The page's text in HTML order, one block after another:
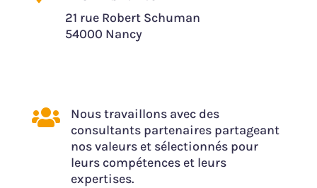
21 rue Robert Schuman
54000 Nancy

Nous travaillons avec des
consultants partenaires partageant
nos valeurs et sélectionnés pour
leurs compétences et leurs
expertises.